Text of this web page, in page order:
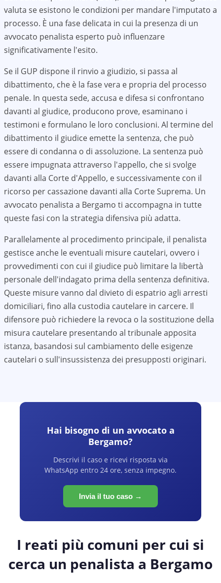
valuta se esistono le condizioni per mandare l'imputato a
processo. È una fase delicata in cui la presenza di un
avvocato penalista esperto può influenzare
significativamente l'esito.
Se il GUP dispone il rinvio a giudizio, si passa al
dibattimento, che è la fase vera e propria del processo
penale. In questa sede, accusa e difesa si confrontano
davanti al giudice, producono prove, esaminano i
testimoni e formulano le loro conclusioni. Al termine del
dibattimento il giudice emette la sentenza, che può
essere di condanna o di assoluzione. La sentenza può
essere impugnata attraverso l'appello, che si svolge
davanti alla Corte d'Appello, e successivamente con il
ricorso per cassazione davanti alla Corte Suprema. Un
avvocato penalista a Bergamo ti accompagna in tutte
queste fasi con la strategia difensiva più adatta.
Parallelamente al procedimento principale, il penalista
gestisce anche le eventuali misure cautelari, ovvero i
provvedimenti con cui il giudice può limitare la libertà
personale dell'indagato prima della sentenza definitiva.
Queste misure vanno dal divieto di espatrio agli arresti
domiciliari, fino alla custodia cautelare in carcere. Il
difensore può richiedere la revoca o la sostituzione della
misura cautelare presentando al tribunale apposita
istanza, basandosi sul cambiamento delle esigenze
cautelari o sull'insussistenza dei presupposti originari.
Hai bisogno di un avvocato a
Bergamo?
Descrivi il caso e ricevi risposta via
WhatsApp entro 24 ore, senza impegno.
Invia il tuo caso →
I reati più comuni per cui si
cerca un penalista a Bergamo